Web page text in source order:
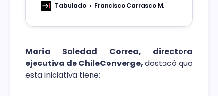
Innovación de Transbank, Paola
conjunta desarrollada en la tienda 100%
Tabulado Francisco Carrasco M.
María Soledad Correa, directora
ejecutiva de ChileConverge, destacó que
esta iniciativa tiene: